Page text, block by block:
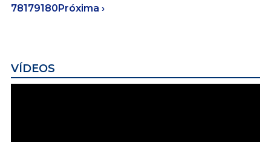
78179180Próxima ›
VÍDEOS